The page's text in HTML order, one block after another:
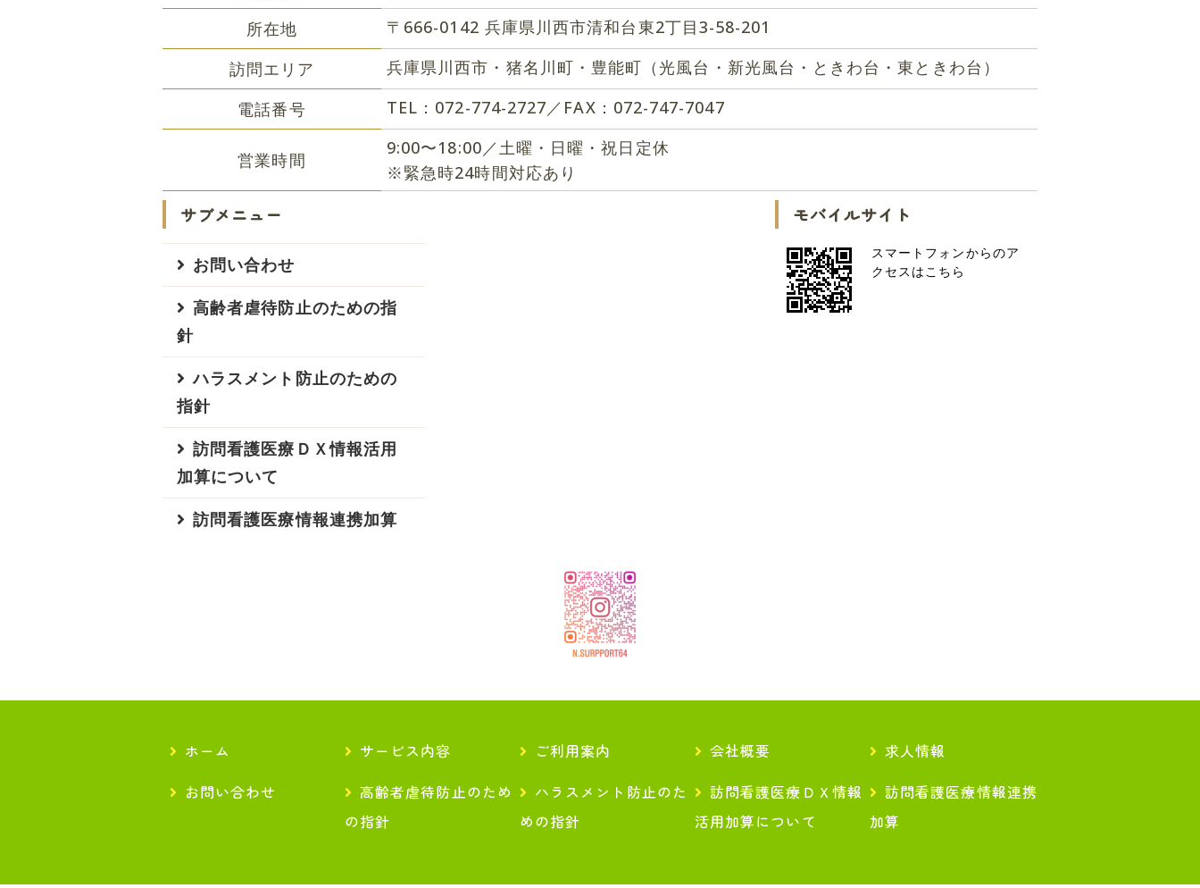
所在地
〒666-0142 兵庫県川西市清和台東2丁目3-58-201
訪問エリア
兵庫県川西市・猪名川町・豊能町（光風台・新光風台・ときわ台・東ときわ台）
電話番号
TEL：072-774-2727／FAX：072-747-7047
営業時間
9:00〜18:00／土曜・日曜・祝日定休
※緊急時24時間対応あり
サブメニュー
お問い合わせ
高齢者虐待防止のための指
針
ハラスメント防止のための
指針
訪問看護医療ＤＸ情報活用
加算について
訪問看護医療情報連携加算
モバイルサイト
スマートフォンからのア
クセスはこちら
ホーム サービス内容 ご利用案内 会社概要
求人情報
お問い合わせ
高齢者虐待防止のため
の指針
ハラスメント防止のた
めの指針
訪問看護医療ＤＸ情報
活用加算について
訪問看護医療情報連携
加算